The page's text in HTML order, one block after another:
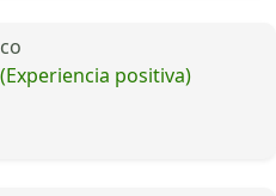
positiva)